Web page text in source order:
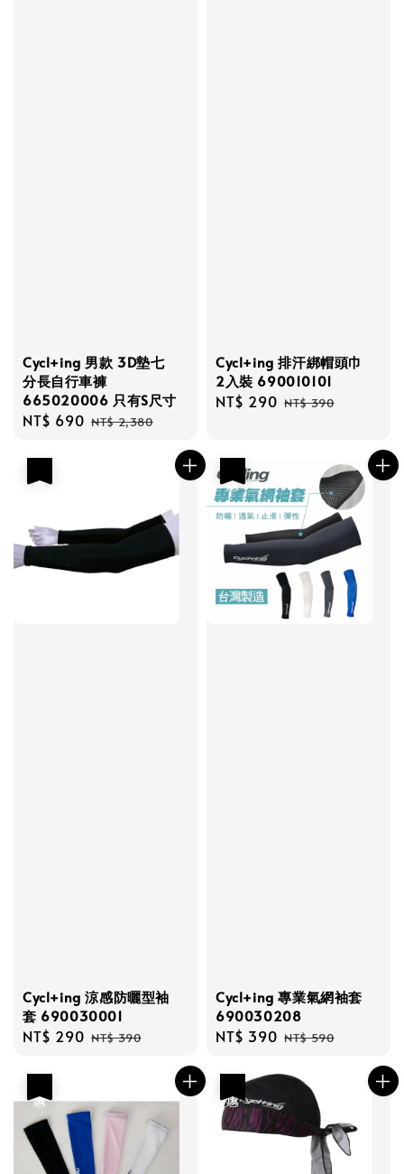
Cycl+ing 男款 3D墊七
分長自行車褲
665020006 只有S尺寸
Sale
NT$ 690 Regular
NT$ 2,380
Cycl+ing 排汗綁帽頭巾
2入裝 690010101
Sale
NT$ 290 Regular
NT$ 390
Cycl+ing 涼感防曬型袖
套 690030001
Sale
NT$ 290 Regular
NT$ 390
Cycl+ing 專業氣網袖套
690030208
Sale
NT$ 390 Regular
NT$ 590